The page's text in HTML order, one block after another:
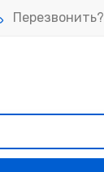
Перезвонить?